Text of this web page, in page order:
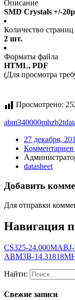
Описание
SMD Crystals +/-
Количество страниц
2 шт.
Форматы файла
HTML, PDF
(Для просмотра
Просмотрено:
abm340000mhzb2t
27 декабря,
Комментариев
datasheet
Добавить
Для отправки
Навигация
CS325-24.000MABJ-
ABM3B-
Найти:
Свежие записи